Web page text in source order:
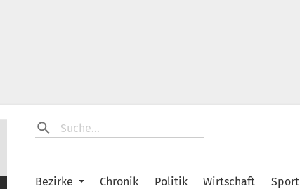
Bezirke Chronik Politik Wirtschaft Sport